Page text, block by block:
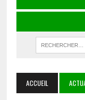
ACCUEIL